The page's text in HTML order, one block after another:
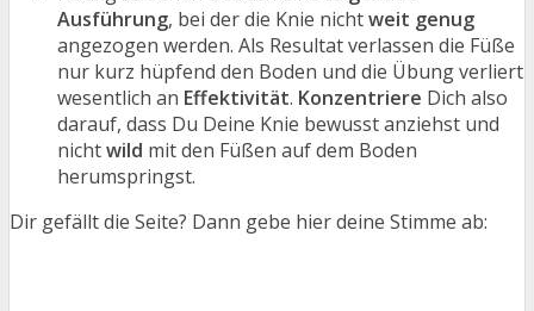
Ausführung, bei der die Knie nichtweit genug
angezogen werden. Als Resultat verlassen die Füße
nur kurz hüpfend den Boden und die Übung verliert
wesentlich an Effektivität. Konzentriere Dich also
darauf, dass Du Deine Knie bewusst anziehst und
nichtwild mit den Füßen auf dem Boden
herumspringst.
Dir gefällt die Seite? Dann gebe hier deine Stimme ab: